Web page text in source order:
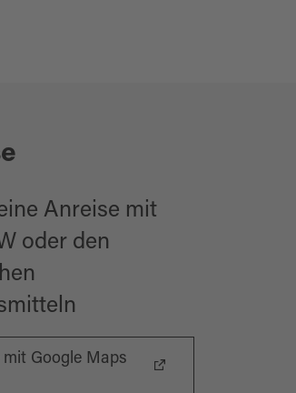
Anreise mit
oder den
mit Google Maps